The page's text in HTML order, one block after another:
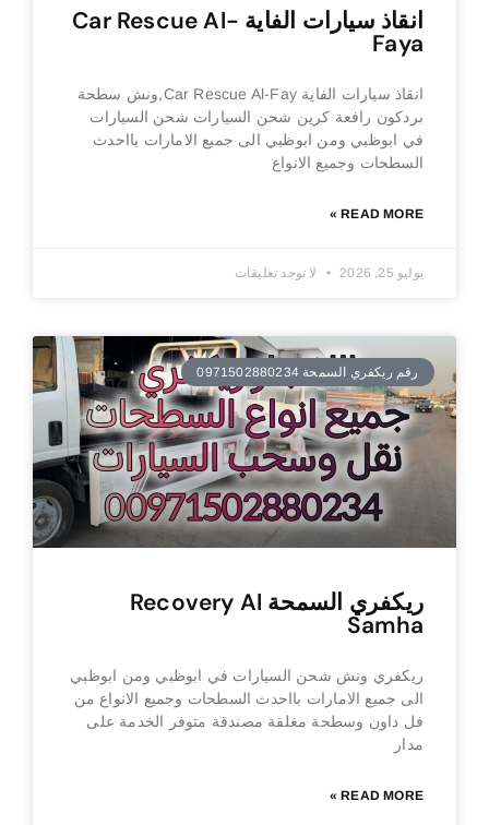
انقاذ سيارات الفاية Car Rescue Al-
Faya
انقاذ سيارات الفاية Car Rescue Al-Fay,ونش سطحة
بردكون رافعة كرين شحن السيارات شحن السيارات
في ابوظبي ومن ابوظبي الى جميع الامارات بااحدث
السطحات وجميع الانواع
READ MORE »
يوليو 25, 2026 لا توجد تعليقات
رقم ريكفري السمحة 0971502880234
ريكفري السمحة Recovery Al
Samha
ريكفري ونش شحن السيارات في ابوظبي ومن ابوظبي
الى جميع الامارات بااحدث السطحات وجميع الانواع من
فل داون وسطحة مغلقة مصندقة متوفر الخدمة على
مدار
READ MORE »